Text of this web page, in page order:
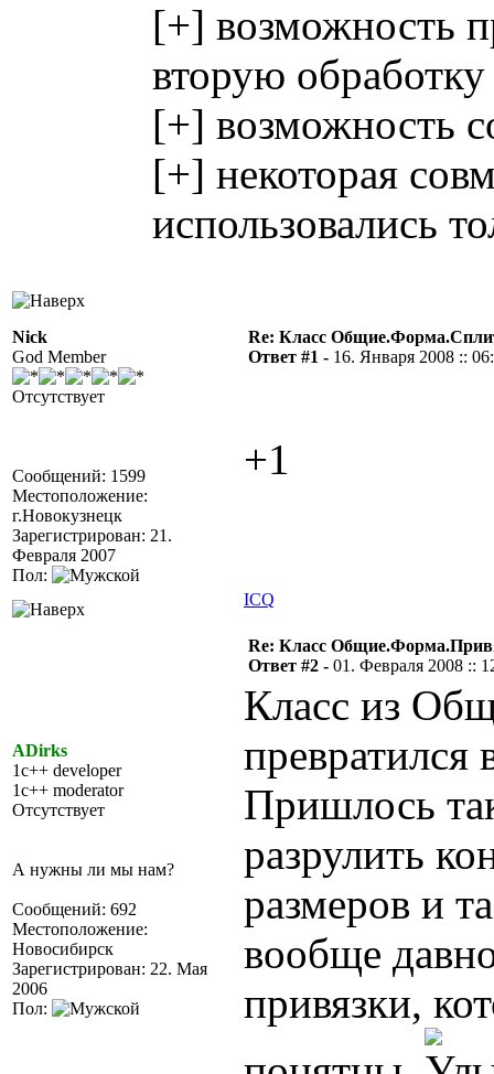
[+] возможность
вторую
[+] возможность
[+] некоторая
использовались
Nick
God Member
Отсутствует
Сообщений: 1599
Местоположение:
г.Новокузнецк
Зарегистрирован: 21.
Февраля 2007
Пол:
Re: Класс
Ответ #1 - 16. Января 2008 ::
+1
ICQ
ADirks
1c++ developer
1c++ moderator
Отсутствует
А нужны ли мы нам?
Сообщений: 692
Местоположение:
Новосибирск
Зарегистрирован: 22. Мая
2006
Пол:
Re: Класс
Ответ #2 - 01. Февраля 2008 ::
Класс из
Пришлось
разрулить
размеров и
вообще
привязки,